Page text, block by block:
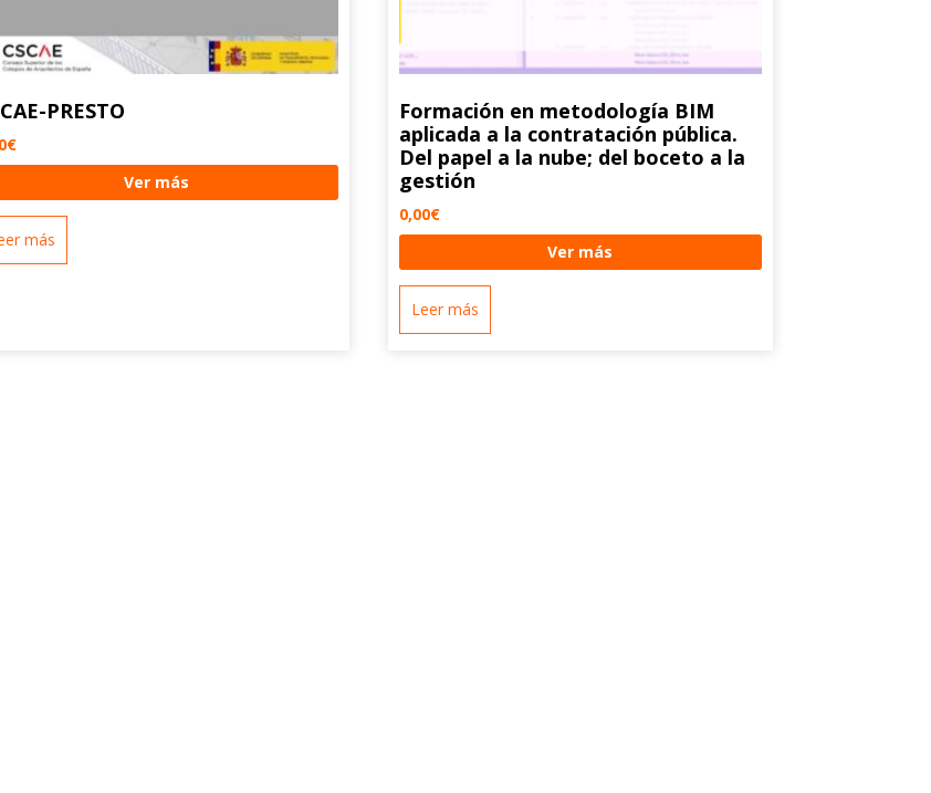
PRESTO
€
Ver más
más
Formación en metodología BIM
aplicada a la contratación pública.
Del papel a la nube; del boceto a la
gestión
0,00€
Ver más
Leer más